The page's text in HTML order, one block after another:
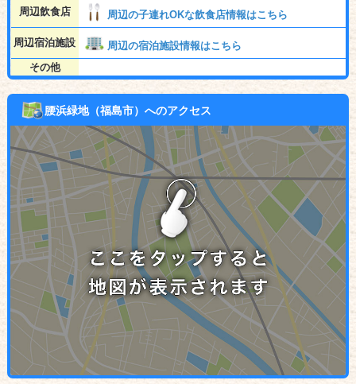
周辺飲食店 周辺の子連れOKな飲食店情報はこちら
周辺宿泊施設
周辺の宿泊施設情報はこちら
その他
腰浜緑地（福島市）へのアクセス